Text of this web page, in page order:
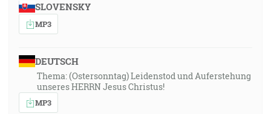
SLOVENSKY
MP3
DEUTSCH
Thema: (Ostersonntag) Leidenstod und Auferstehung
unseres HERRN Jesus Christus!
MP3